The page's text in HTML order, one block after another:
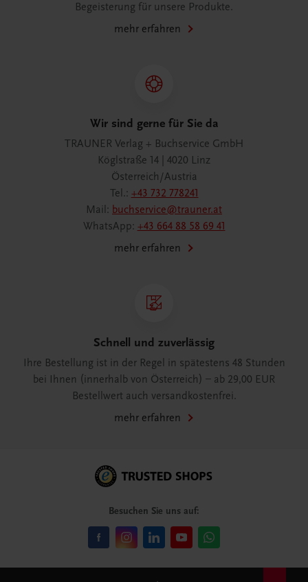
Begeisterung für unsere Produkte.
mehr erfahren
Wir sind gerne für Sie da
TRAUNER Verlag + Buchservice GmbH
Köglstraße 14 | 4020 Linz
Österreich/Austria
Tel.: +43 732 778241
Mail: buchservice@trauner.at
WhatsApp: +43 664 88 58 69 41
mehr erfahren
Schnell und zuverlässig
Ihre Bestellung ist in der Regel in spätestens 48 Stunden
bei Ihnen (innerhalb von Österreich) – ab 29,00 EUR
Bestellwert auch versandkostenfrei.
mehr erfahren
Besuchen Sie uns auf: